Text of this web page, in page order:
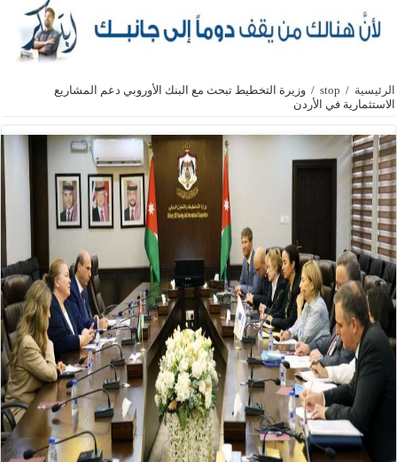
الرئيسية /
stop
/ وزيرة التخطيط تبحث مع البنك الأوروبي دعم المشاريع
الاستثمارية في الأردن